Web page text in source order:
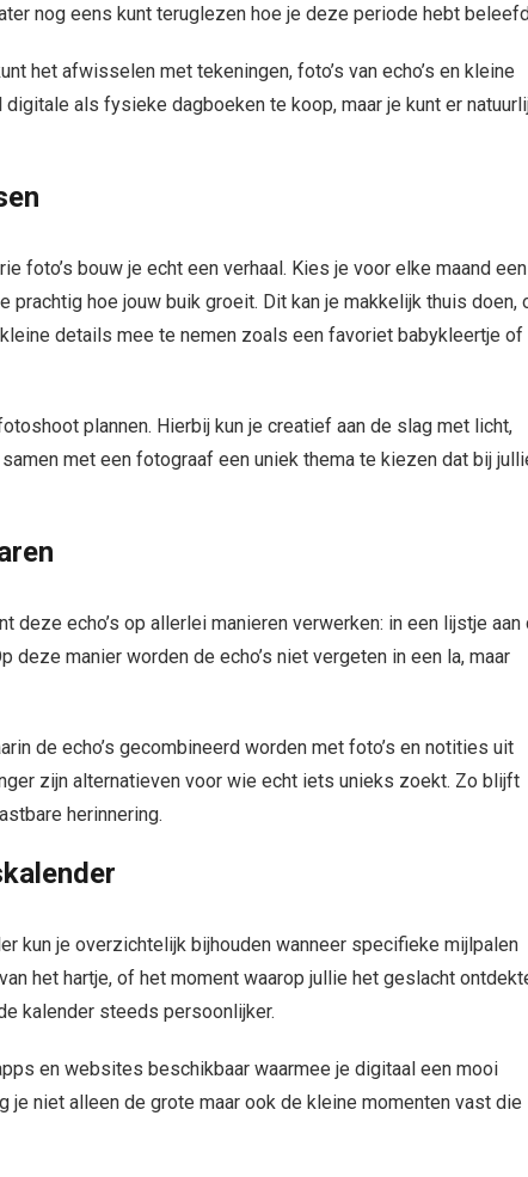
nog eens kunt teruglezen hoe je deze periode hebt
het afwisselen met tekeningen, foto’s van echo’s en kleine
als fysieke dagboeken te koop, maar je kunt er
foto’s bouw je echt een verhaal. Kies je voor elke maand een
hoe jouw buik groeit. Dit kan je makkelijk thuis doen,
details mee te nemen zoals een favoriet babykleertje of
plannen. Hierbij kun je creatief aan de slag met licht,
met een fotograaf een uniek thema te kiezen dat bij
deze echo’s op allerlei manieren verwerken: in een lijstje aan
manier worden de echo’s niet vergeten in een la, maar
de echo’s gecombineerd worden met foto’s en notities uit
zijn alternatieven voor wie echt iets unieks zoekt. Zo blijft
herinnering.
kun je overzichtelijk bijhouden wanneer specifieke mijlpalen
het hartje, of het moment waarop jullie het geslacht
kalender steeds persoonlijker.
en websites beschikbaar waarmee je digitaal een mooi
je niet alleen de grote maar ook de kleine momenten vast die